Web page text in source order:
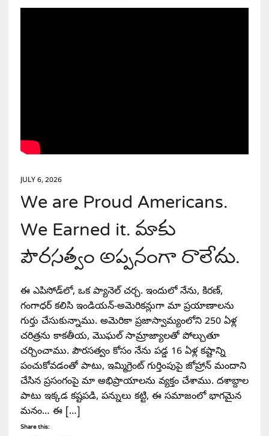
JULY 6, 2026
We are Proud Americans.
We Earned it. మాకు
పౌరసత్వం అప్పనంగా రాలేదు.
ఈ ఎపిసోడ్‌లో, ఒక ప్యానెల్ చర్చ. ఇందులో నేను, కిరణ్,
గంగాధర్ కలిసి ఇండియన్-అమెరికన్లుగా మా ప్రయాణాలను
గుర్తు చేసుకున్నాము. అమెరికా ప్రజాస్వామ్యంలోని 250 ఏళ్ల
చరిత్రను కాకతీయ, మొఘల్ సామ్రాజ్యాలతో పోల్చుతూ
చర్చించాము. పౌరసత్వం కోసం నేను పడ్డ 16 ఏళ్ల కష్టాన్ని
పంచుకోవడంతో పాటు, ఇమ్మిగ్రెంట్ గుర్తింపుపై జోహ్రాన్ మందాని
చేసిన ప్రసంగంపై మా అభిప్రాయాలను వ్యక్తం చేశాము. దశాబ్దాల
పాటు ఇక్కడ కష్టపడి, పన్నులు కట్టి, ఈ సమాజంలో భాగమైన
మనం… ఈ […]
Share this: